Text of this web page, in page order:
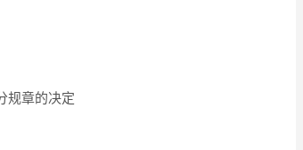
规章的决定